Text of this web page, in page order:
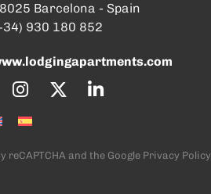
Barcelona - Spain
930 180 852
and the Google Privacy Policy